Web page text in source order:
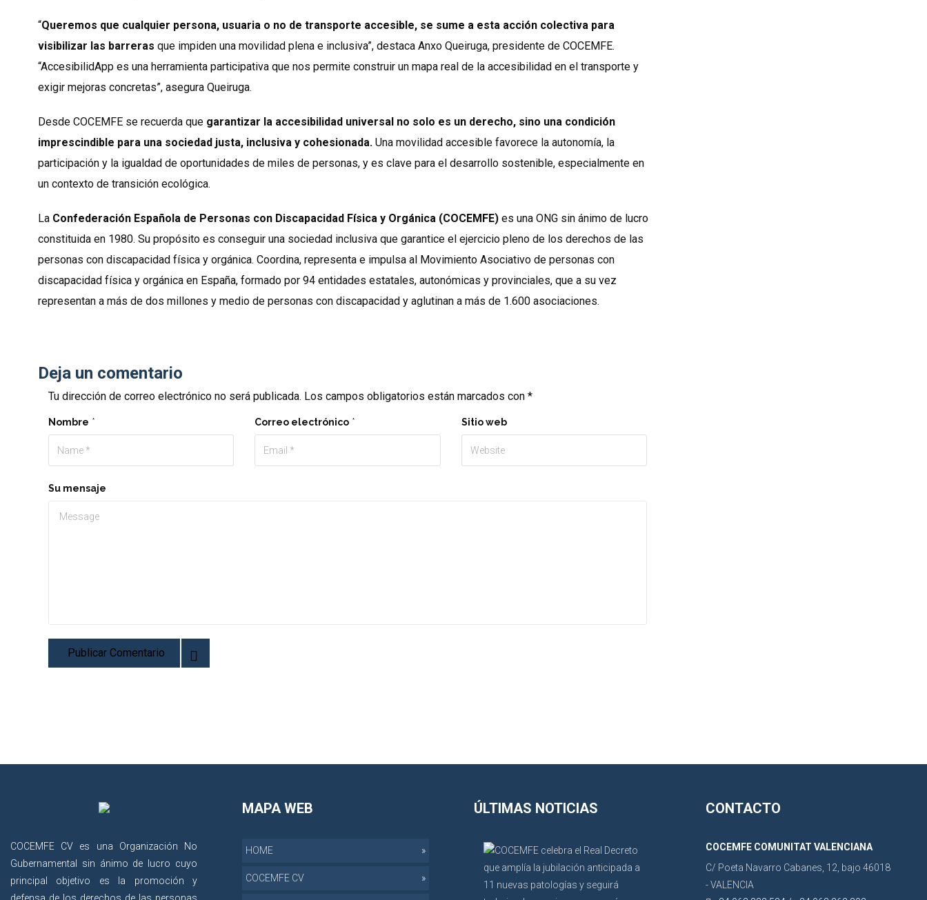
“Queremos que cualquier persona, usuaria o no de transporte accesible, se sume a esta acción colectiva para
visibilizar las barreras que impiden una movilidad plena e inclusiva”, destaca Anxo Queiruga, presidente de COCEMFE.
“AccesibilidApp es una herramienta participativa que nos permite construir un mapa real de la accesibilidad en el transporte y
exigir mejoras concretas”, asegura Queiruga.
Desde COCEMFE se recuerda que garantizar la accesibilidad universal no solo es un derecho, sino una condición
imprescindible para una sociedad justa, inclusiva y cohesionada. Una movilidad accesible favorece la autonomía, la
participación y la igualdad de oportunidades de miles de personas, y es clave para el desarrollo sostenible, especialmente en
un contexto de transición ecológica.
La Confederación Española de Personas con Discapacidad Física y Orgánica (COCEMFE) es una ONG sin ánimo de lucro
constituida en 1980. Su propósito es conseguir una sociedad inclusiva que garantice el ejercicio pleno de los derechos de las
personas con discapacidad física y orgánica. Coordina, representa e impulsa al Movimiento Asociativo de personas con
discapacidad física y orgánica en España, formado por 94 entidades estatales, autonómicas y provinciales, que a su vez
representan a más de dos millones y medio de personas con discapacidad y aglutinan a más de 1.600 asociaciones.
Deja un comentario
Tu dirección de correo electrónico no será publicada. Los campos obligatorios están marcados con *
Nombre * Correo electrónico * Sitio web
Su mensaje
COCEMFE CV es una Organización No
Gubernamental sin ánimo de lucro cuyo
principal objetivo es la promoción y
MAPA WEB
HOME
COCEMFE CV
ÚLTIMAS NOTICIAS CONTACTO
COCEMFE COMUNITAT VALENCIANA
C/ Poeta Navarro Cabanes, 12, bajo 46018
- VALENCIA